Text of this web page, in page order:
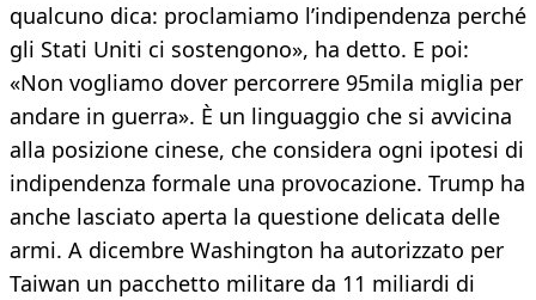
qualcuno dica: proclamiamo l’indipendenza perché
gli Stati Uniti ci sostengono», ha detto. E poi:
«Non vogliamo dover percorrere 95mila miglia per
andare in guerra». È un linguaggio che si avvicina
alla posizione cinese, che considera ogni ipotesi di
indipendenza formale una provocazione. Trump ha
anche lasciato aperta la questione delicata delle
armi. A dicembre Washington ha autorizzato per
Taiwan un pacchetto militare da 11 miliardi di